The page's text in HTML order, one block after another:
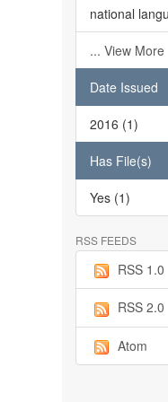
national
... View More
Date Issued
2016 (1)
Has File(s)
Yes (1)
RSS FEEDS
RSS 1.0
RSS 2.0
Atom